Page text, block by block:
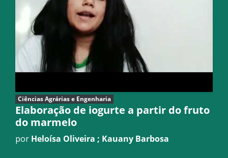
Ciências Agrárias e Engenharia
Elaboração de iogurte a partir do fruto
do marmelo
por Heloísa Oliveira ; Kauany Barbosa